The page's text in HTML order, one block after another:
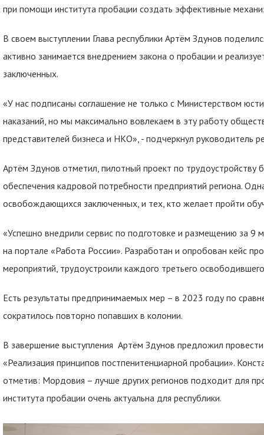
при помощи института пробации создать эффективные
В своем выступлении Глава республики Артём Здунов
активно занимается внедрением закона о пробации и
заключенных.
«У нас подписаны соглашение не только с Министерством
наказаний, но мы максимально вовлекаем в эту работу
представителей бизнеса и НКО», - подчеркнул руководитель
Артём Здунов отметил, пилотный проект по
обеспечения кадровой потребности предприятий региона.
освобождающихся заключенных, и тех, кто желает пройти
«Успешно внедрили сервис по подготовке и размещению за
на портале «Работа России». Разработан и опробован кейс
мероприятий, трудоустроили каждого третьего
Есть результаты предпринимаемых мер – в 2023 году по
сократилось повторно попавших в колонии.
В завершение выступления Артём Здунов предложил
«Реализация принципов постпенитенциарной пробации».
отметив: Мордовия – лучше других регионов подходит для
института пробации очень актуальна для республики.